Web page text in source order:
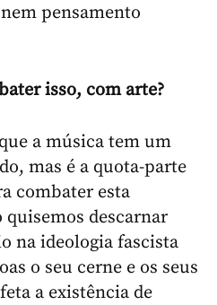
pensamento
isso, com arte?
a música tem um
mas é a quota-parte
combater esta
quisemos descarnar
na ideologia fascista
o seu cerne e os seus
a existência de